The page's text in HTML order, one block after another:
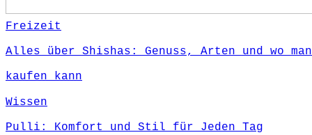
Freizeit
Alles über Shishas: Genuss, Arten und wo
kaufen kann
Wissen
Pulli: Komfort und Stil für Jeden Tag